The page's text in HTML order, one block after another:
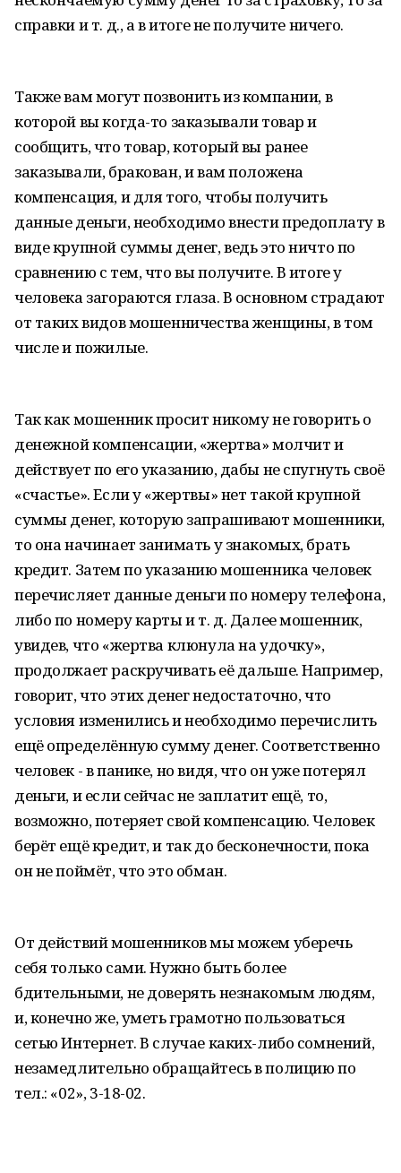
справки и т. д., а в итоге не получите ничего.
Также вам могут позвонить из компании, в
которой вы когда-то заказывали товар и
сообщить, что товар, который вы ранее
заказывали, бракован, и вам положена
компенсация, и для того, чтобы получить
данные деньги, необходимо внести предоплату в
виде крупной суммы денег, ведь это ничто по
сравнению с тем, что вы получите. В итоге у
человека загораются глаза. В основном страдают
от таких видов мошенничества женщины, в том
числе и пожилые.
Так как мошенник просит никому не говорить о
денежной компенсации, «жертва» молчит и
действует по его указанию, дабы не спугнуть своё
«счастье». Если у «жертвы» нет такой крупной
суммы денег, которую запрашивают мошенники,
то она начинает занимать у знакомых, брать
кредит. Затем по указанию мошенника человек
перечисляет данные деньги по номеру телефона,
либо по номеру карты и т. д. Далее мошенник,
увидев, что «жертва клюнула на удочку»,
продолжает раскручивать её дальше. Например,
говорит, что этих денег недостаточно, что
условия изменились и необходимо перечислить
ещё определённую сумму денег. Соответственно
человек - в панике, но видя, что он уже потерял
деньги, и если сейчас не заплатит ещё, то,
возможно, потеряет свой компенсацию. Человек
берёт ещё кредит, и так до бесконечности, пока
он не поймёт, что это обман.
От действий мошенников мы можем уберечь
себя только сами. Нужно быть более
бдительными, не доверять незнакомым людям,
и, конечно же, уметь грамотно пользоваться
сетью Интернет. В случае каких-либо сомнений,
незамедлительно обращайтесь в полицию по
тел.: «02», 3-18-02.